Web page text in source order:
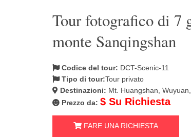
Tour fotografico di 7
monte Sanqingshan
Codice del tour: DCT-Scenic-11
Tipo di tour:Tour privato
Destinazioni: Mt. Huangshan,
Prezzo da: $ Su Richiesta
FARE UNA RICHIESTA